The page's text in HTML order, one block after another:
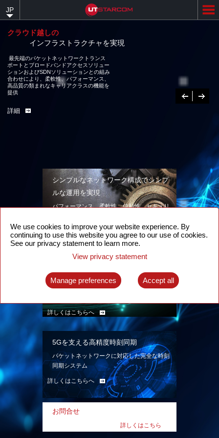
content
JP
クラウド越しの
インフラストラクチャを実現
最先端のパケットネットワークトランス
ポートとブロードバンドアクセスソリュー
ションおよびSDNソリューションとの組み
合わせにより、柔軟性、パフォーマンス、
高品質の類まれなキャリアクラスの機能を
提供
詳細
Previous
次
へ
シンプルなネットワーク構成でシンプ
ルな運用を実現
パフォーマンス、柔軟性、信頼性、セキュリ
ン。
詳しくはこちらへ
インテリジェント・パケット光ネット
ワーク
先進なSDN対応パケット光ネットワークで、
詳しくはこちらへ
5Gを支える高精度時刻同期
パケットネットワークに対応した完全な時刻
同期システム
詳しくはこちらへ
お問合せ
詳しくはこちら
We use cookies to improve your website experience. By
continuing to use this website you agree to our use of cookies.
See our privacy statement to learn more.
View privacy statement
Manage preferences Accept all